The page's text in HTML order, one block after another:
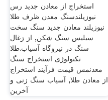
استخراج از معادن جدید رس
نیوزیلندسنگ معدن ظرف طلا
نیوزیلند معادن جدید سنگ سخت
سیلیس سنگ شکن, از زغال
سنگ در نیروگاه آسیاب.طلا
تکنولوژی استخراج سنگ
معدنمس قیمت فرآیند استخراج
از معادن طلا, آسیاب سنگ زنی و
آخرین